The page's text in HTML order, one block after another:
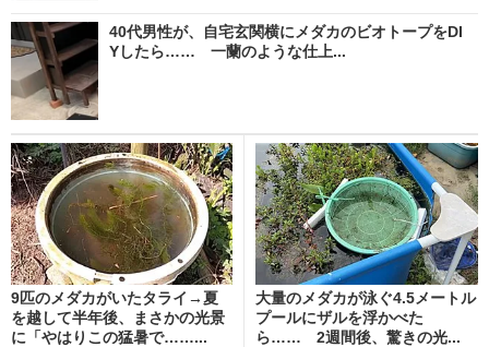
40代男性が、自宅玄関横にメダカのビオトープをDI
Yしたら…… 一蘭のような仕上...
9匹のメダカがいたタライ→夏
を越して半年後、まさかの光景
に「やはりこの猛暑で……...
大量のメダカが泳ぐ4.5メートル
プールにザルを浮かべた
ら…… 2週間後、驚きの光...